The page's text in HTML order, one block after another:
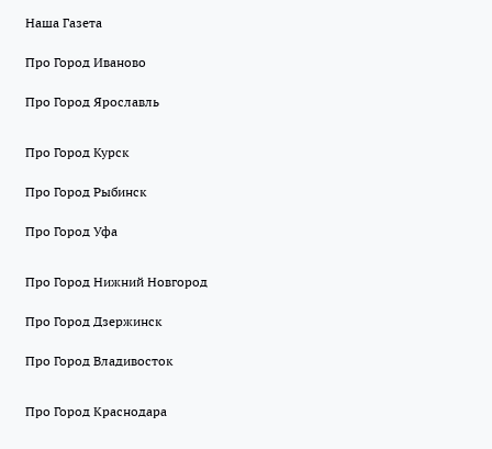
Наша Газета
Про Город Иваново
Про Город Ярославль
Про Город Курск
Про Город Рыбинск
Про Город Уфа
Про Город Нижний Новгород
Про Город Дзержинск
Про Город Владивосток
Про Город Краснодара